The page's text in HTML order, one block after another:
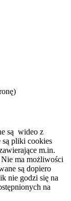
są wideo z
pliki cookies
m.in.
ma możliwości
są dopiero
nie godzi się na
na